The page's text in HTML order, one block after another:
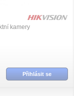
kamery
Přihlásit se